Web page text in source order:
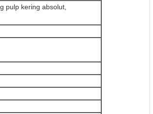
pulp kering absolut,